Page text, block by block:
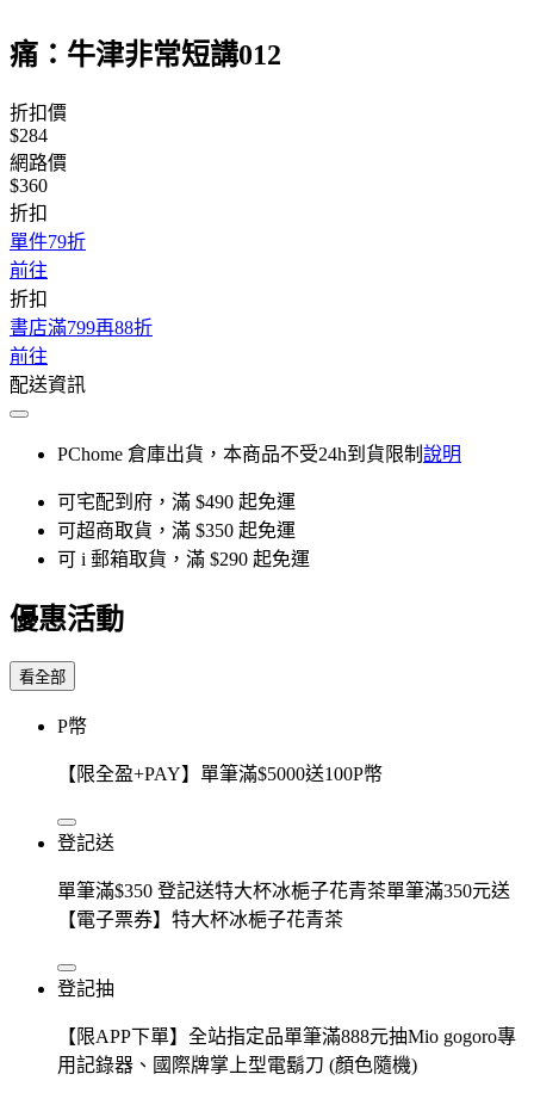
痛：牛津非常短講012
折扣價
$284
網路價
$360
折扣
單件79折
前往
折扣
書店滿799再88折
前往
配送資訊
PChome 倉庫出貨，本商品不受24h到貨限制 說明
可宅配到府，滿 $490 起免運
可超商取貨，滿 $350 起免運
可 i 郵箱取貨，滿 $290 起免運
優惠活動
看全部
P幣
【限全盈+PAY】單筆滿$5000送100P幣
登記送
單筆滿$350 登記送特大杯冰梔子花青茶單筆滿350元送
【電子票券】特大杯冰梔子花青茶
登記抽
【限APP下單】全站指定品單筆滿888元抽Mio gogoro專
用記錄器、國際牌掌上型電鬍刀 (顏色隨機)